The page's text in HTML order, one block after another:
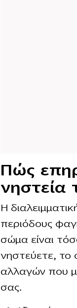
Πώς
νηστεία
Η
περιόδους
σώμα είναι
νηστεύετε, το
αλλαγών που
σας.